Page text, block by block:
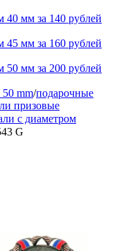
40 мм за 140 рублей
45 мм за 160 рублей
50 мм за 200 рублей
50 mm/подарочные
призовые
с диаметром
G